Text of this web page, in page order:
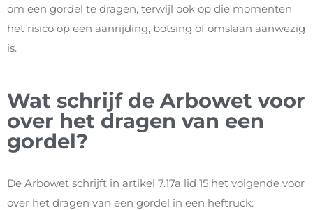
om een gordel te dragen, terwijl ook op die momenten
het risico op een aanrijding, botsing of omslaan aanwezig
is.
Wat schrijf de Arbowet voor
over het dragen van een
gordel?
De Arbowet schrijft in artikel 7.17a lid 15 het volgende voor
over het dragen van een gordel in een heftruck: